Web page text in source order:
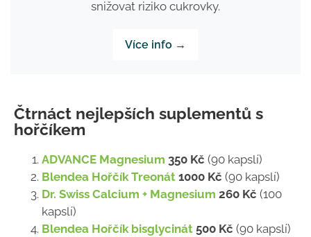
snižovat riziko cukrovky.
Více info →
Čtrnáct nejlepších suplementů s
hořčíkem
ADVANCE Magnesium 350 Kč (90 kapslí)
Blendea Hořčík Treonát 1000 Kč (90 kapslí)
Dr. Swiss Calcium + Magnesium 260 Kč (100
kapslí)
Blendea Hořčík bisglycinát 500 Kč (90 kapslí)